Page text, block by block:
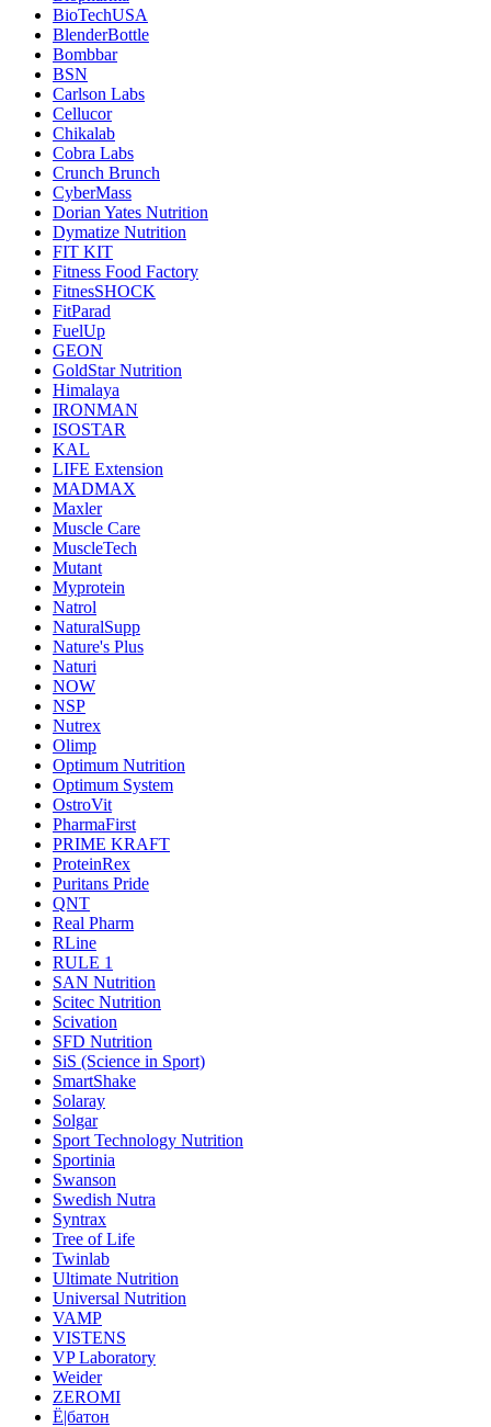
BioTechUSA
BlenderBottle
Bombbar
BSN
Carlson Labs
Cellucor
Chikalab
Cobra Labs
Crunch Brunch
CyberMass
Dorian Yates Nutrition
Dymatize Nutrition
FIT KIT
Fitness Food Factory
FitnesSHOCK
FitParad
FuelUp
GEON
GoldStar Nutrition
Himalaya
IRONMAN
ISOSTAR
KAL
LIFE Extension
MADMAX
Maxler
Muscle Care
MuscleTech
Mutant
Myprotein
Natrol
NaturalSupp
Nature's Plus
Naturi
NOW
NSP
Nutrex
Olimp
Optimum Nutrition
Optimum System
OstroVit
PharmaFirst
PRIME KRAFT
ProteinRex
Puritans Pride
QNT
Real Pharm
RLine
RULE 1
SAN Nutrition
Scitec Nutrition
Scivation
SFD Nutrition
SiS (Science in Sport)
SmartShake
Solaray
Solgar
Sport Technology Nutrition
Sportinia
Swanson
Swedish Nutra
Syntrax
Tree of Life
Twinlab
Ultimate Nutrition
Universal Nutrition
VAMP
VISTENS
VP Laboratory
Weider
ZEROMI
Ё|батон